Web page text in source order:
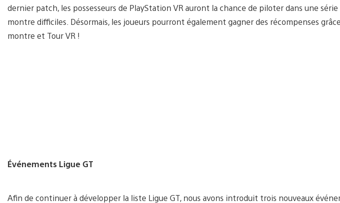
dernier patch, les possesseurs de PlayStation VR auront la chance de piloter dans une
montre difficiles. Désormais, les joueurs pourront également gagner des récompenses
montre et Tour VR !
Événements Ligue GT
Afin de continuer à développer la liste Ligue GT, nous avons introduit trois nouveaux